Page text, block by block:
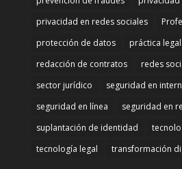
privacidad en redes sociales
protección de datos
práctica legal
redacción de contratos
redes
sector jurídico
seguridad en
seguridad en línea
seguridad en
suplantación de identidad
tecnología legal
transformación